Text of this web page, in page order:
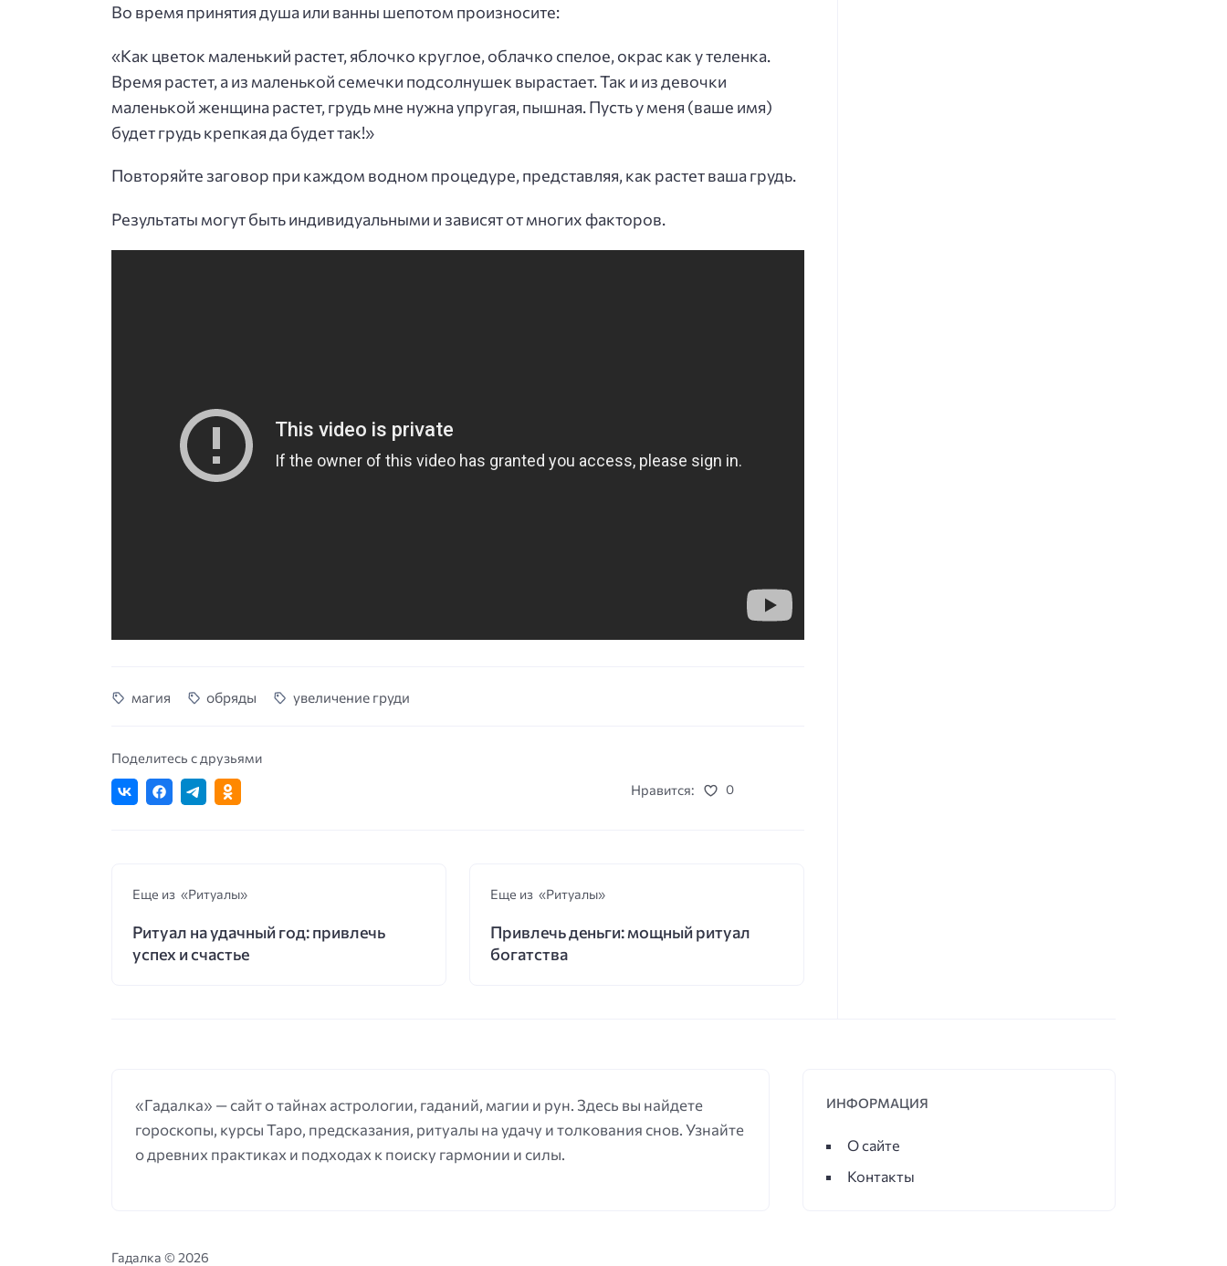
Во время принятия душа или ванны шепотом произносите:
«Как цветок маленький растет, яблочко круглое, облачко спелое, окрас как у теленка.
Время растет, а из маленькой семечки подсолнушек вырастает. Так и из девочки
маленькой женщина растет, грудь мне нужна упругая, пышная. Пусть у меня (ваше имя)
будет грудь крепкая да будет так!»
Повторяйте заговор при каждом водном процедуре, представляя, как растет ваша грудь.
Результаты могут быть индивидуальными и зависят от многих факторов.
магия обряды увеличение груди
Поделитесь с друзьями
Нравится:
0
Еще из «Ритуалы»
Ритуал на удачный год: привлечь
успех и счастье
Еще из «Ритуалы»
Привлечь деньги: мощный ритуал
богатства
«Гадалка» — сайт о тайнах астрологии, гаданий, магии и рун. Здесь вы найдете
гороскопы, курсы Таро, предсказания, ритуалы на удачу и толкования снов. Узнайте
о древних практиках и подходах к поиску гармонии и силы.
ИНФОРМАЦИЯ
О сайте
Контакты
Гадалка © 2026